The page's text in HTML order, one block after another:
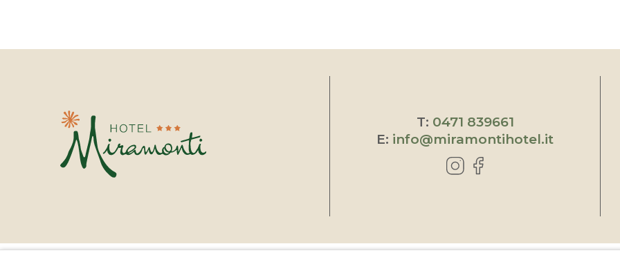
T: 0471 839661
E: info@miramontihotel.it